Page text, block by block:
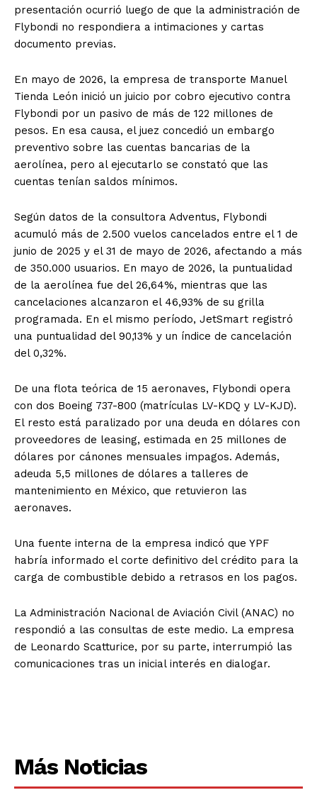
presentación ocurrió luego de que la administración de
Flybondi no respondiera a intimaciones y cartas
documento previas.
En mayo de 2026, la empresa de transporte Manuel
Tienda León inició un juicio por cobro ejecutivo contra
Flybondi por un pasivo de más de 122 millones de
pesos. En esa causa, el juez concedió un embargo
preventivo sobre las cuentas bancarias de la
aerolínea, pero al ejecutarlo se constató que las
cuentas tenían saldos mínimos.
Según datos de la consultora Adventus, Flybondi
acumuló más de 2.500 vuelos cancelados entre el 1 de
junio de 2025 y el 31 de mayo de 2026, afectando a más
de 350.000 usuarios. En mayo de 2026, la puntualidad
de la aerolínea fue del 26,64%, mientras que las
cancelaciones alcanzaron el 46,93% de su grilla
programada. En el mismo período, JetSmart registró
una puntualidad del 90,13% y un índice de cancelación
del 0,32%.
De una flota teórica de 15 aeronaves, Flybondi opera
con dos Boeing 737-800 (matrículas LV-KDQ y LV-KJD).
El resto está paralizado por una deuda en dólares con
proveedores de leasing, estimada en 25 millones de
dólares por cánones mensuales impagos. Además,
adeuda 5,5 millones de dólares a talleres de
mantenimiento en México, que retuvieron las
aeronaves.
Una fuente interna de la empresa indicó que YPF
habría informado el corte definitivo del crédito para la
carga de combustible debido a retrasos en los pagos.
La Administración Nacional de Aviación Civil (ANAC) no
respondió a las consultas de este medio. La empresa
de Leonardo Scatturice, por su parte, interrumpió las
comunicaciones tras un inicial interés en dialogar.
Más Noticias